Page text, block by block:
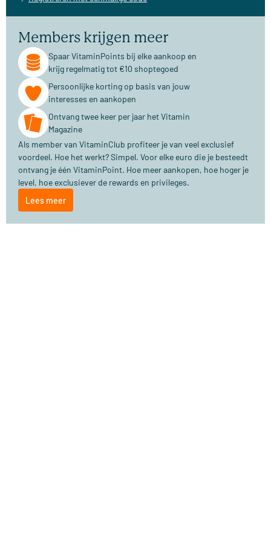
Members krijgen meer
Spaar VitaminPoints bij elke aankoop en
krijg regelmatig tot €10 shoptegoed
Persoonlijke korting op basis van jouw
interesses en aankopen
Ontvang twee keer per jaar het Vitamin
Magazine
Als member van VitaminClub profiteer je van veel exclusief
voordeel. Hoe het werkt? Simpel. Voor elke euro die je besteedt
ontvang je één VitaminPoint. Hoe meer aankopen, hoe hoger je
level, hoe exclusiever de rewards en privileges.
Lees meer